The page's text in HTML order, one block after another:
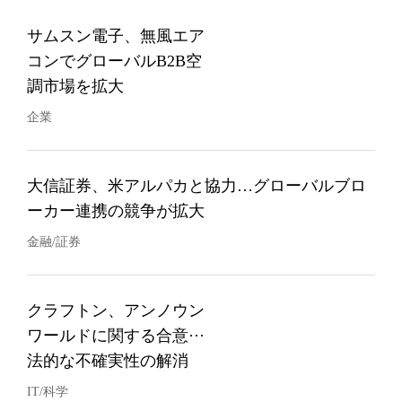
サムスン電子、無風エア
コンでグローバルB2B空
調市場を拡大
企業
大信証券、米アルパカと協力…グローバルブロ
ーカー連携の競争が拡大
金融/証券
クラフトン、アンノウン
ワールドに関する合意···
法的な不確実性の解消
IT/科学